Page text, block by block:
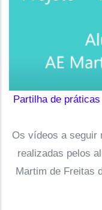
Partilha de
Os vídeos a seguir
realizadas pelos
Martim de Freitas